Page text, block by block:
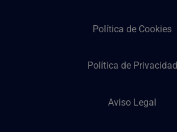
Política de Cookies
Política de Privacidad
Aviso Legal